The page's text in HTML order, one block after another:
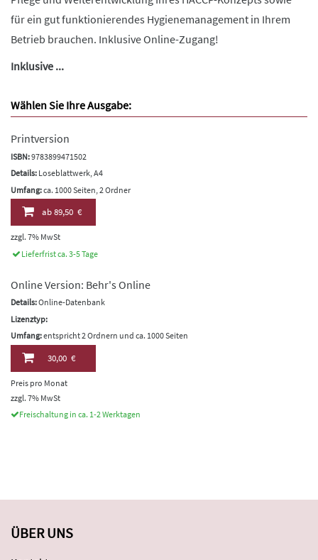
für ein gut funktionierendes Hygienemanagement in Ihrem
Betrieb brauchen. Inklusive Online-Zugang!
Inklusive ...
Wählen Sie Ihre Ausgabe:
Printversion
ISBN:9783899471502
Details: Loseblattwerk, A4
Umfang:ca. 1000 Seiten, 2 Ordner
ab89,50 €
zzgl. 7% MwSt
Lieferfrist ca. 3-5 Tage
Online Version: Behr's Online
Details:Online-Datenbank
Lizenztyp:
Umfang:entspricht 2 Ordnern und ca. 1000 Seiten
30,00 €
Preis pro Monat
zzgl. 7% MwSt
Freischaltung in ca. 1-2 Werktagen
ÜBER UNS